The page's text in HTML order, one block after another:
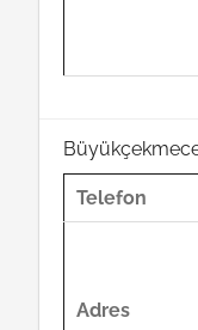
Telefon
Adres